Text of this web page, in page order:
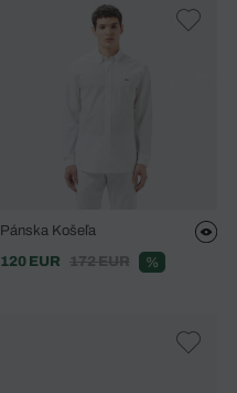
Pánska Košeľa
120 EUR
172 EUR %